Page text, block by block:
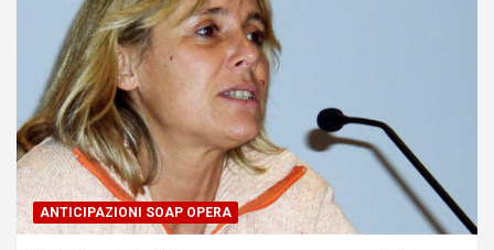
ANTICIPAZIONI SOAP OPERA